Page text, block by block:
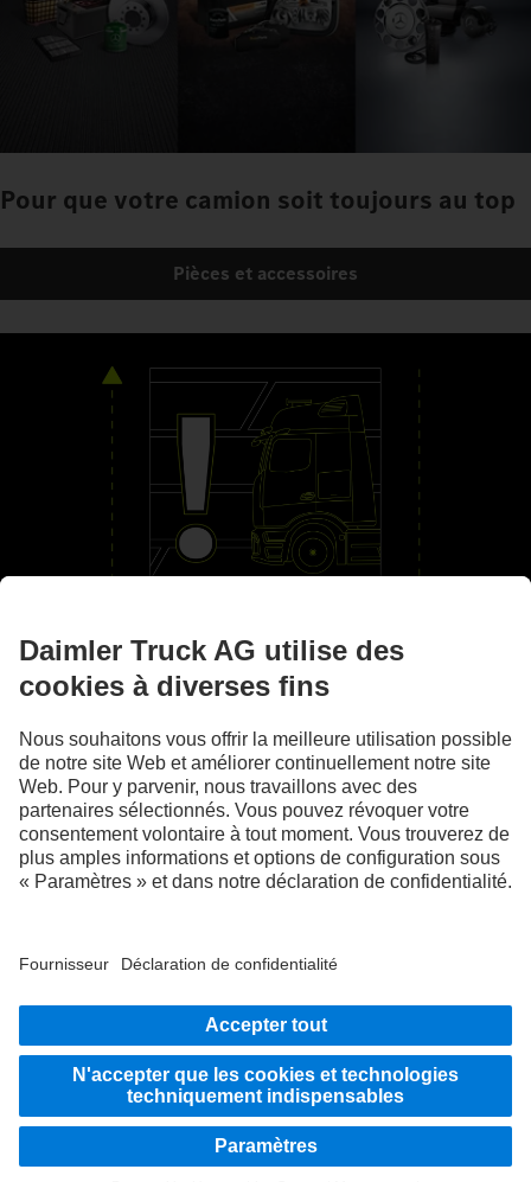
Pour que votre camion soit toujours au top
Pièces et accessoires
À vos côtés
Systèmes d'aide à la conduite
compris dans la composition de la fourniture de série. Les illustrations présentées
ne sont fournies qu'à titre d'exemple et ne sauraient correspondre obligatoirement à
de ces illustrations. Sous réserve de modifications. Les illustrations et les textes
peuvent également contenir des modèles, des prestations d'assistance, des services
et des produits qui ne sont pas proposés dans certains pays.
En tant qu'entreprise active à l'échelle internationale, l'égalité des chances, la
diversité, l'ouverture d'esprit et le respect font partie des convictions fondamentales
de Daimler Truck AG. Nous le montrons dans notre façon de penser, d'agir et de